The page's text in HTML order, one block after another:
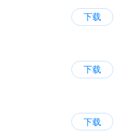
下载
下载
下载